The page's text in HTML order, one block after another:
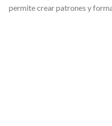
permite crear patrones y